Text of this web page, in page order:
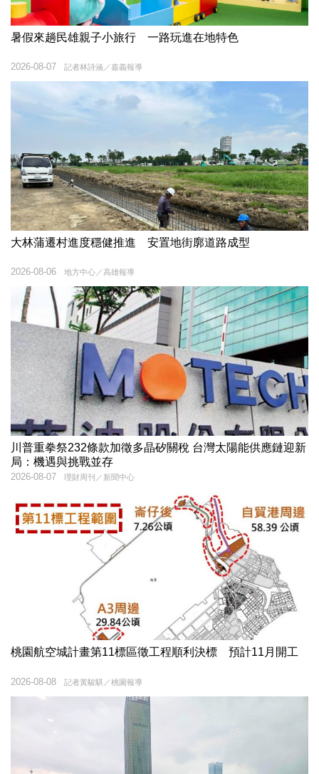
暑假來趟民雄親子小旅行 一路玩進在地特色
記者林詩涵／嘉義報導
2026-08-07
大林蒲遷村進度穩健推進 安置地街廓道路成型
地方中心／高雄報導
2026-08-06
川普重拳祭232條款加徵多晶矽關稅 台灣太陽能供應鏈迎新
局：機遇與挑戰並存
理財周刊／新聞中心
2026-08-07
桃園航空城計畫第11標區徵工程順利決標 預計11月開工
記者黃駿騏／桃園報導
2026-08-08